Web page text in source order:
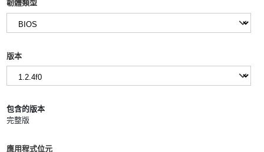
韌體類型
版本
包含的版本
完整版
應用程式位元